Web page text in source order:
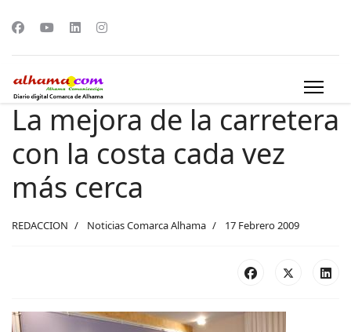
La mejora de la carretera
con la costa cada vez
más cerca
REDACCION Noticias Comarca Alhama 17 Febrero 2009